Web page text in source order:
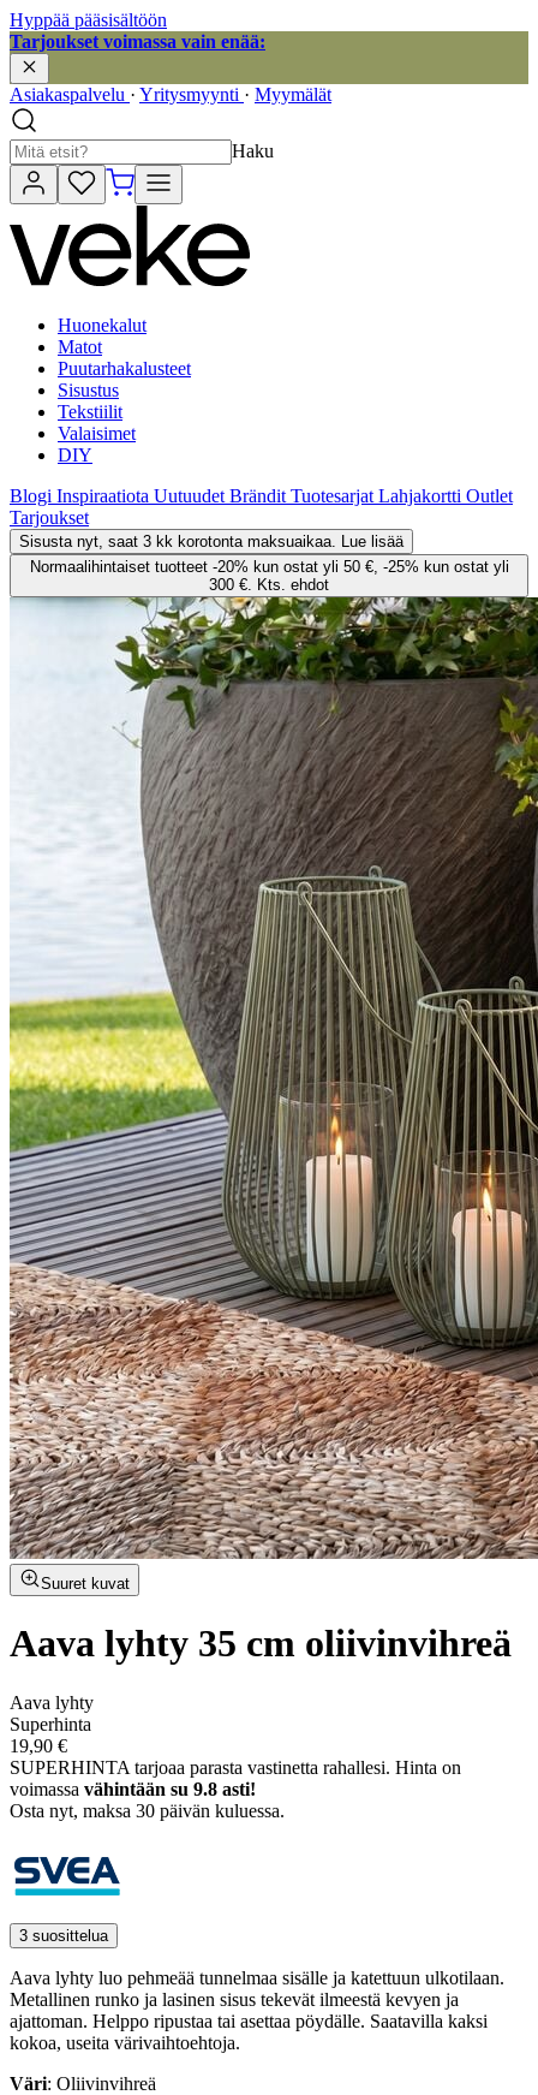
Hyppää pääsisältöön
Tarjoukset voimassa vain enää:
Asiakaspalvelu · Yritysmyynti · Myymälät
Haku
Huonekalut
Matot
Puutarhakalusteet
Sisustus
Tekstiilit
Valaisimet
DIY
Blogi Inspiraatiota Uutuudet Brändit Tuotesarjat Lahjakortti Outlet
Tarjoukset
Sisusta nyt, saat 3 kk korotonta maksuaikaa. Lue lisää
Normaalihintaiset tuotteet -20% kun ostat yli 50 €, -25% kun ostat yli
300 €. Kts. ehdot
Suuret kuvat
Aava lyhty 35 cm oliivinvihreä
Aava lyhty
Superhinta
19,90 €
SUPERHINTA tarjoaa parasta vastinetta rahallesi. Hinta on
voimassa vähintään su 9.8 asti!
Osta nyt, ­maksa 30 päivän kuluessa.
3 suosittelua
Aava lyhty luo pehmeää tunnelmaa sisälle ja katettuun ulkotilaan.
Metallinen runko ja lasinen sisus tekevät ilmeestä kevyen ja
ajattoman. Helppo ripustaa tai asettaa pöydälle. Saatavilla kaksi
kokoa, useita värivaihtoehtoja.
Väri: Oliivinvihreä